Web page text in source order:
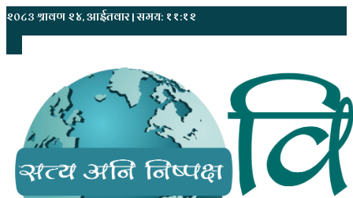
२०८३ श्रावण २४, आईतवार | समय: ११:१२